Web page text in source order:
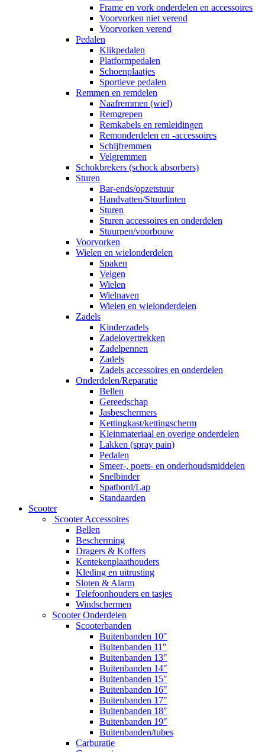
Frame en vork onderdelen en accessoires
Voorvorken niet verend
Voorvorken verend
Pedalen
Klikpedalen
Platformpedalen
Schoenplaatjes
Sportieve pedalen
Remmen en remdelen
Naafremmen (wiel)
Remgrepen
Remkabels en remleidingen
Remonderdelen en -accessoires
Schijfremmen
Velgremmen
Schokbrekers (schock absorbers)
Sturen
Bar-ends/opzetstuur
Handvatten/Stuurlinten
Sturen
Sturen accessoires en onderdelen
Stuurpen/voorbouw
Voorvorken
Wielen en wielonderdelen
Spaken
Velgen
Wielen
Wielnaven
Wielen en wielonderdelen
Zadels
Kinderzadels
Zadelovertrekken
Zadelpennen
Zadels
Zadels accessoires en onderdelen
Onderdelen/Reparatie
Bellen
Gereedschap
Jasbeschermers
Kettingkast/kettingscherm
Kleinmateriaal en overige onderdelen
Lakken (spray pain)
Pedalen
Smeer-, poets- en onderhoudsmiddelen
Snelbinder
Spatbord/Lap
Standaarden
Scooter
Scooter Accessoires
Bellen
Bescherming
Dragers & Koffers
Kentekenplaathouders
Kleding en uitrusting
Sloten & Alarm
Telefoonhouders en tasjes
Windschermen
Scooter Onderdelen
Scooterbanden
Buitenbanden 10″
Buitenbanden 11″
Buitenbanden 13″
Buitenbanden 14″
Buitenbanden 15″
Buitenbanden 16″
Buitenbanden 17″
Buitenbanden 18″
Buitenbanden 19″
Buitenbanden/tubes
Carburatie